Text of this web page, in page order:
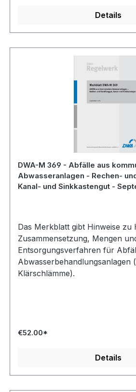
Details
DWA-M 369 - Abfälle aus
Abwasseranlagen - Rechen-
Kanal- und Sinkkastengut -
Das Merkblatt gibt Hinweise zu
Zusammensetzung, Mengen
Entsorgungsverfahren für
Abwasserbehandlungsanlagen
Klärschlämme).
€52.00*
Details